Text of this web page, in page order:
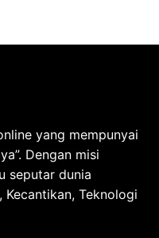
yang mempunyai
Dengan misi
seputar dunia
Kecantikan, Teknologi